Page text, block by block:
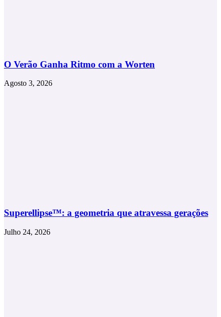
O Verão Ganha Ritmo com a Worten
Agosto 3, 2026
Superellipse™: a geometria que atravessa gerações
Julho 24, 2026